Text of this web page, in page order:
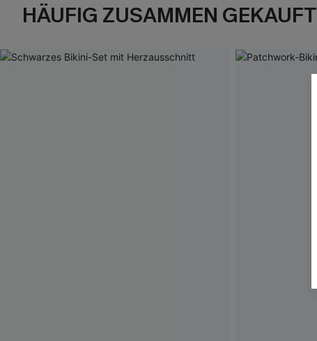
HÄUFIG ZUSAMMEN GEKAUFT